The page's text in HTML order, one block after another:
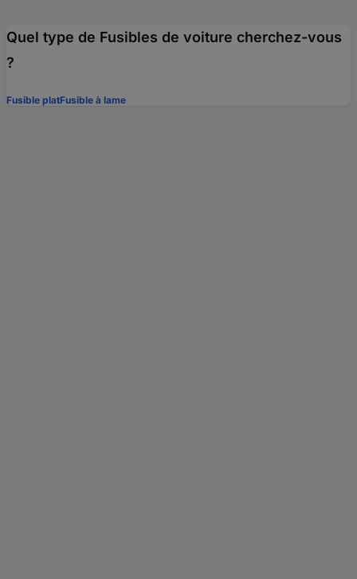
Quel type de Fusibles de voiture cherchez-vous
?
Fusible platFusible à lame